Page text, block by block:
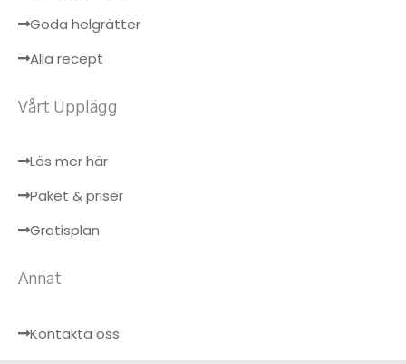
Goda helgrätter
Alla recept
Vårt Upplägg
Läs mer här
Paket & priser
Gratisplan
Annat
Kontakta oss